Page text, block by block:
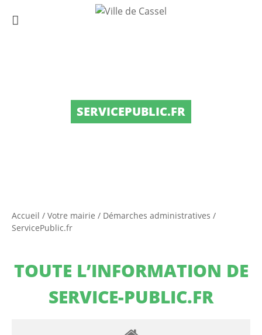
SERVICEPUBLIC.FR
Accueil / Votre mairie / Démarches administratives /
ServicePublic.fr
TOUTE L’INFORMATION DE
SERVICE-PUBLIC.FR